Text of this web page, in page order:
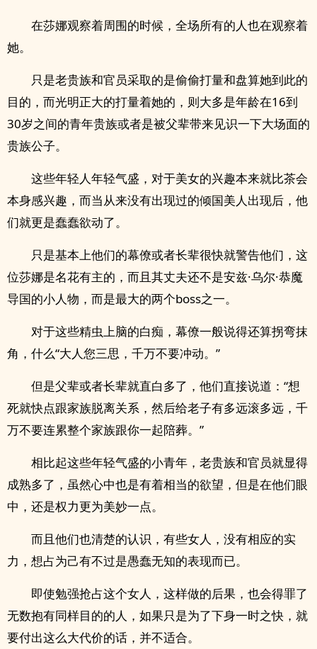
在莎娜观察着周围的时候，全场所有的人也在观察着
她。
只是老贵族和官员采取的是偷偷打量和盘算她到此的
目的，而光明正大的打量着她的，则大多是年龄在16到
30岁之间的青年贵族或者是被父辈带来见识一下大场面的
贵族公子。
这些年轻人年轻气盛，对于美女的兴趣本来就比茶会
本身感兴趣，而当从来没有出现过的倾国美人出现后，他
们就更是蠢蠢欲动了。
只是基本上他们的幕僚或者长辈很快就警告他们，这
位莎娜是名花有主的，而且其丈夫还不是安兹·乌尔·恭魔
导国的小人物，而是最大的两个boss之一。
对于这些精虫上脑的白痴，幕僚一般说得还算拐弯抹
角，什么“大人您三思，千万不要冲动。”
但是父辈或者长辈就直白多了，他们直接说道：“想
死就快点跟家族脱离关系，然后给老子有多远滚多远，千
万不要连累整个家族跟你一起陪葬。”
相比起这些年轻气盛的小青年，老贵族和官员就显得
成熟多了，虽然心中也是有着相当的欲望，但是在他们眼
中，还是权力更为美妙一点。
而且他们也清楚的认识，有些女人，没有相应的实
力，想占为己有不过是愚蠢无知的表现而已。
即使勉强抢占这个女人，这样做的后果，也会得罪了
无数抱有同样目的的人，如果只是为了下身一时之快，就
要付出这么大代价的话，并不适合。